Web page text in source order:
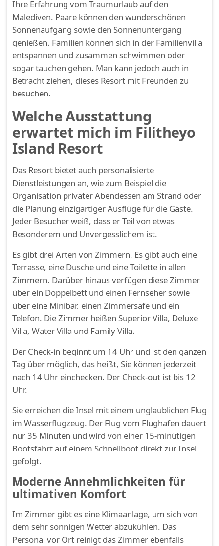
Ihre Erfahrung vom Traumurlaub auf den
Malediven. Paare können den wunderschönen
Sonnenaufgang sowie den Sonnenuntergang
genießen. Familien können sich in der Familienvilla
entspannen und zusammen schwimmen oder
sogar tauchen gehen. Man kann jedoch auch in
Betracht ziehen, dieses Resort mit Freunden zu
besuchen.
Welche Ausstattung
erwartet mich im Filitheyo
Island Resort
Das Resort bietet auch personalisierte
Dienstleistungen an, wie zum Beispiel die
Organisation privater Abendessen am Strand oder
die Planung einzigartiger Ausflüge für die Gäste.
Jeder Besucher weiß, dass er Teil von etwas
Besonderem und Unvergesslichem ist.
Es gibt drei Arten von Zimmern. Es gibt auch eine
Terrasse, eine Dusche und eine Toilette in allen
Zimmern. Darüber hinaus verfügen diese Zimmer
über ein Doppelbett und einen Fernseher sowie
über eine Minibar, einen Zimmersafe und ein
Telefon. Die Zimmer heißen Superior Villa, Deluxe
Villa, Water Villa und Family Villa.
Der Check-in beginnt um 14 Uhr und ist den ganzen
Tag über möglich, das heißt, Sie können jederzeit
nach 14 Uhr einchecken. Der Check-out ist bis 12
Uhr.
Sie erreichen die Insel mit einem unglaublichen Flug
im Wasserflugzeug. Der Flug vom Flughafen dauert
nur 35 Minuten und wird von einer 15-minütigen
Bootsfahrt auf einem Schnellboot direkt zur Insel
gefolgt.
Moderne Annehmlichkeiten für
ultimativen Komfort
Im Zimmer gibt es eine Klimaanlage, um sich von
dem sehr sonnigen Wetter abzukühlen. Das
Personal vor Ort reinigt das Zimmer ebenfalls